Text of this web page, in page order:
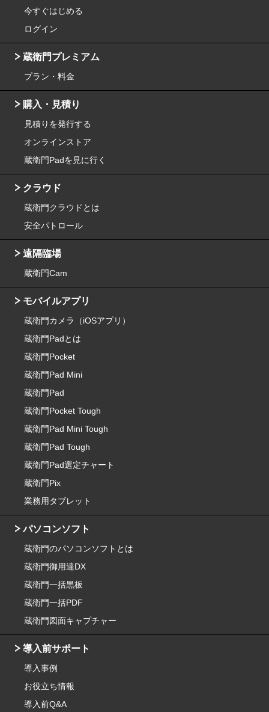
今すぐはじめる
ログイン
蔵衛門プレミアム
プラン・料金
購入・見積り
見積りを発行する
オンラインストア
蔵衛門Padを見に行く
クラウド
蔵衛門クラウドとは
安全パトロール
遠隔臨場
蔵衛門Cam
モバイルアプリ
蔵衛門カメラ（iOSアプリ）
蔵衛門Padとは
蔵衛門Pocket
蔵衛門Pad Mini
蔵衛門Pad
蔵衛門Pocket Tough
蔵衛門Pad Mini Tough
蔵衛門Pad Tough
蔵衛門Pad選定チャート
蔵衛門Pix
業務用タブレット
パソコンソフト
蔵衛門のパソコンソフトとは
蔵衛門御用達DX
蔵衛門一括黒板
蔵衛門一括PDF
蔵衛門図面キャプチャー
導入前サポート
導入事例
お役立ち情報
導入前Q&A